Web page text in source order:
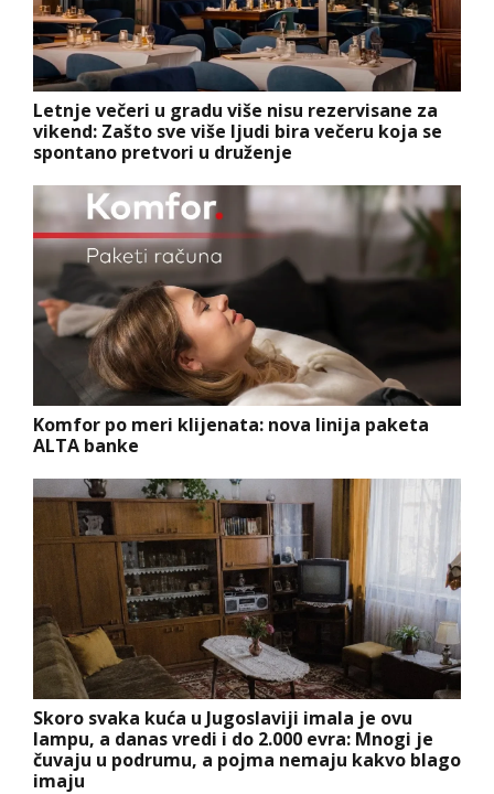
Letnje večeri u gradu više nisu rezervisane za
vikend: Zašto sve više ljudi bira večeru koja se
spontano pretvori u druženje
Komfor po meri klijenata: nova linija paketa
ALTA banke
Skoro svaka kuća u Jugoslaviji imala je ovu
lampu, a danas vredi i do 2.000 evra: Mnogi je
čuvaju u podrumu, a pojma nemaju kakvo blago
imaju